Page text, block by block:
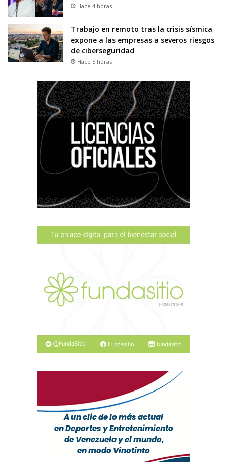
Hace 4 horas
Trabajo en remoto tras la crisis sísmica
expone a las empresas a severos riesgos
de ciberseguridad
Hace 5 horas